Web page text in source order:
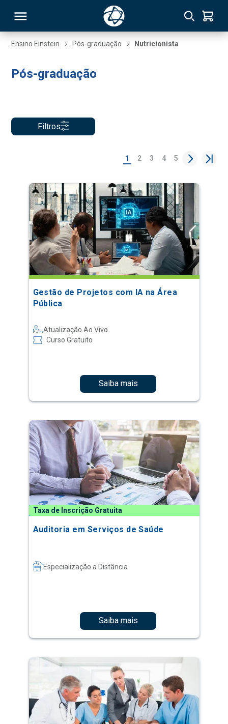
Ensino Einstein Pós-graduação Nutricionista
Pós-graduação
Filtros
1 2 3 4 5
Gestão de Projetos com IA na Área
Pública
Atualização Ao Vivo
Curso Gratuito
Saiba mais
Taxa de Inscrição Gratuita
Auditoria em Serviços de Saúde
Especialização a Distância
Saiba mais